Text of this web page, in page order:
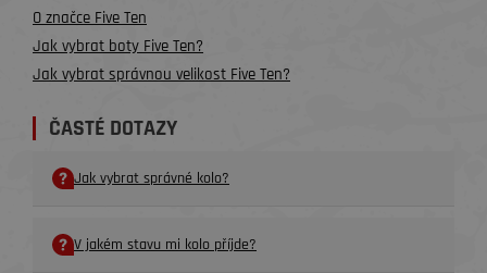
O značce Five Ten
Jak vybrat boty Five Ten?
Jak vybrat správnou velikost Five Ten?
ČASTÉ DOTAZY
Jak vybrat správné kolo?
V jakém stavu mi kolo příjde?